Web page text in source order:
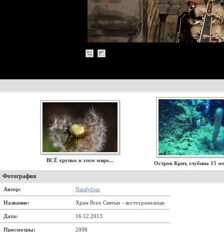
ВСЁ хрупко в этом мире...
Остров Крит, глубина 15
Фотография
Автор: Natalyfoto
Название: Храм Всех Святых - костехранилище.
Дата: 16.12.2013
Просмотры: 2098